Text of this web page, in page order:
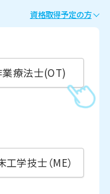
資格取得予定の方
療法士(OT)
工学技士（ME）